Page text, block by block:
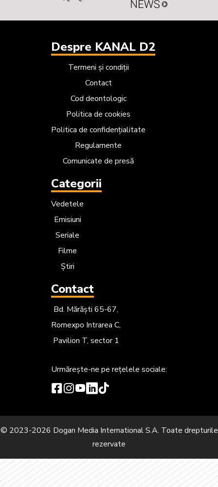
Despre KANAL D2
Termeni și condiții
Contact
Cod deontologic
Politica de cookies
Politica de confidențialitate
Regulamente
Comunicate de presă
Categorii
Vedetele
Emisiuni
Seriale
Filme
Știri
Contact
Bd. Mărăști 65-67,
Romexpo Intrarea C,
Pavilion T, sector 1
Urmărește-ne pe rețelele sociale:
© 2023-2026 Dogan Media International S.A. Toate drepturile
rezervate